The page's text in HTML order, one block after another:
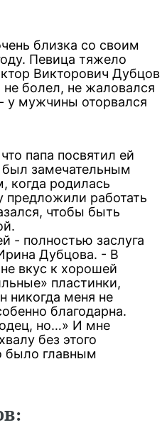
близка со своим
Певица тяжело
Викторович Дубцов
болел, не жаловался
у мужчины оторвался
папа посвятил ей
замечательным
когда родилась
предложили работать
чтобы быть
- полностью заслуга
Дубцова. - В
вкус к хорошей
пластинки,
никогда меня не
благодарна.
но…» И мне
без этого
было главным